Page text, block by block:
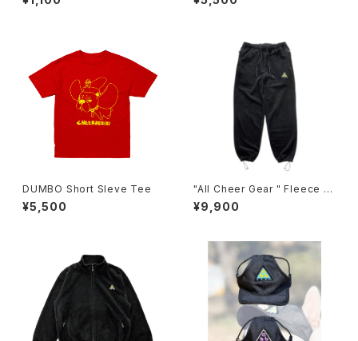
DUMBO Short Sleve Tee
¥5,500
"All Cheer Gear " Fleece P
ANTS
¥9,900